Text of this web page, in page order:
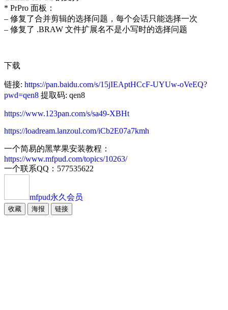
* PrPro 面板：
– 修复了合并剪辑的选择问题，每个会话只能选择一次
– 修复了 .BRAW 文件扩展名不是小写时的选择问题
下载
链接: https://pan.baidu.com/s/15jIEAptHCcF-UYUw-oVeEQ?
pwd=qen8 提取码: qen8
https://www.123pan.com/s/sa49-XBHt
https://loadream.lanzoul.com/iCb2E07a7kmh
一个简易的黑苹果安装教程：
https://www.mfpud.com/topics/10263/
一个联系QQ：577535622
mfpud永久会员
收藏 海报 链接